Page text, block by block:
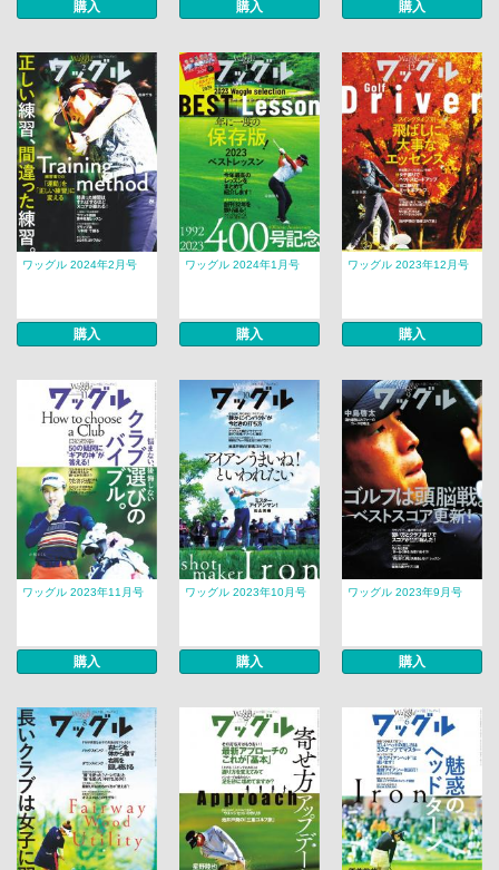
購入 購入 購入
ワッグル 2024年2月号
購入
ワッグル 2024年1月号
購入
ワッグル 2023年12月号
購入
ワッグル 2023年11月号
購入
ワッグル 2023年10月号
購入
ワッグル 2023年9月号
購入